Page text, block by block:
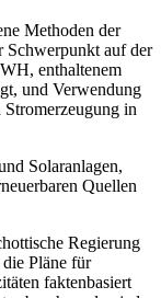
Methoden der
Schwerpunkt auf der
enthaltenem
und Verwendung
in
Solaranlagen,
Quellen
Regierung
die Pläne für
faktenbasiert